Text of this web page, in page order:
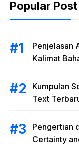
Popular Post
Penjelasan
Kalimat
Kumpulan
Text
Pengertian
Certainty